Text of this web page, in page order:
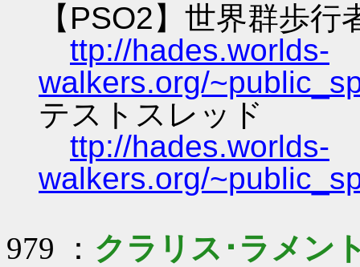
【PSO2】世界群歩
ttp://hades.worlds-
walkers.org/
テストスレッド
ttp://hades.worlds-
walkers.org/
979 ： クラリス･ラメン